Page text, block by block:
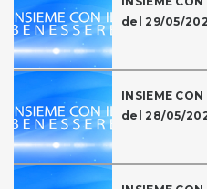
del 29/05/
INSIEME CON
del 28/05/